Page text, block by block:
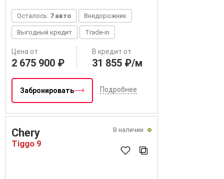
Осталось: 7 авто Внедорожник
Выгодный кредит Trade-in
Цена от
2 675 900 ₽
В кредит от
31 855 ₽/м
Забронировать Подробнее
В наличии
Chery
Tiggo 9